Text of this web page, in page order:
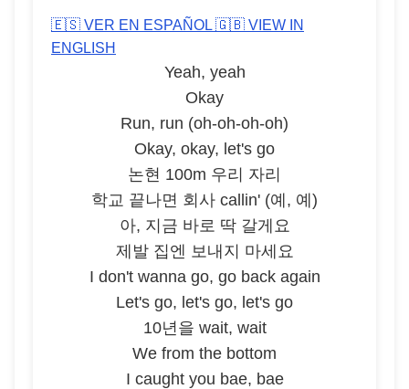
🇪🇸 VER EN ESPAÑOL 🇬🇧 VIEW IN
ENGLISH
Yeah, yeah
Okay
Run, run (oh-oh-oh-oh)
Okay, okay, let's go
논현 100m 우리 자리
학교 끝나면 회사 callin' (예, 예)
아, 지금 바로 딱 갈게요
제발 집엔 보내지 마세요
I don't wanna go, go back again
Let's go, let's go, let's go
10년을 wait, wait
We from the bottom
I caught you bae, bae